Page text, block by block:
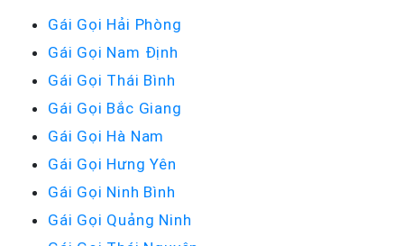
Gái Gọi Hải Phòng
Gái Gọi Nam Định
Gái Gọi Thái Bình
Gái Gọi Bắc Giang
Gái Gọi Hà Nam
Gái Gọi Hưng Yên
Gái Gọi Ninh Bình
Gái Gọi Quảng Ninh